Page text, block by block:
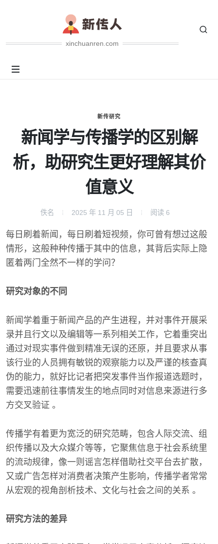
xinchuanren.com
新传研究
新闻学与传播学的区别解
析，助研究生更好理解其价
值意义
佚名 2025 年 11 月 05 日 阅读 6
每日刷着新闻，每日刷着短视频，你可曾有想过这般
情形，这般种种传播于其中的信息，其背后实际上隐
匿着两门全然不一样的学问？
研究对象的不同
新闻学着重于新闻产品的产生进程，并对事件开展采
录并且行文以及编辑等一系列相关工作，它着重突出
通过对现实事件做到精准无误的还原，并且要求从事
该行业的人员拥有敏锐的观察能力以及严谨的核查真
伪的能力，就好比记者把突发事件当作报道选题时，
需要迅速前往事情发生的地点同时对信息来源进行多
方交叉验证 。
传播学有着更为宽泛的研究范畴，包含人际交流、组
织传播以及大众媒介等等，它聚焦信息于社会系统里
的流动规律，像一则谣言怎样借助社交平台去扩散，
又或广告怎样对消费者决策产生影响，传播学者常常
从宏观的视角剖析技术、文化与社会之间的关系 。
研究方法的差异